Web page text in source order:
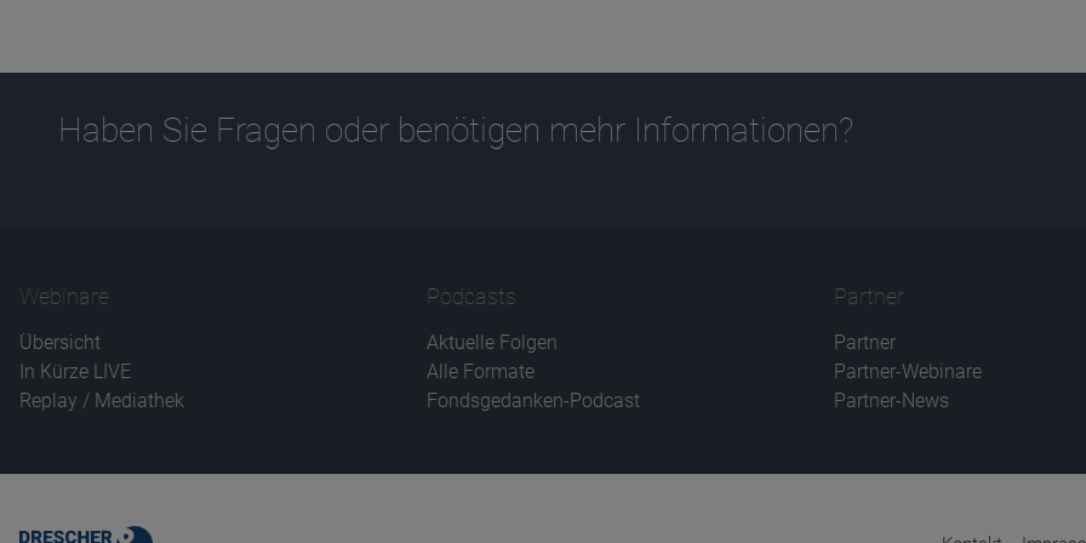
Haben Sie Fragen oder benötigen mehr Informationen?
Webinare
Übersicht
In Kürze LIVE
Replay / Mediathek
Podcasts
Aktuelle Folgen
Alle Formate
Fondsgedanken-Podcast
Partner
Partner
Partner-Webinare
Partner-News